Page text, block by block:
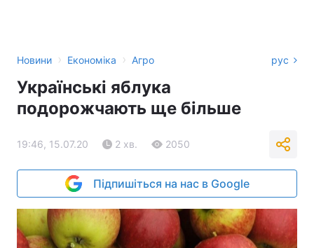
Новини › Економіка › Агро рус
Українські яблука
подорожчають ще більше
19:46, 15.07.20 2 хв. 2050
Підпишіться на нас в Google